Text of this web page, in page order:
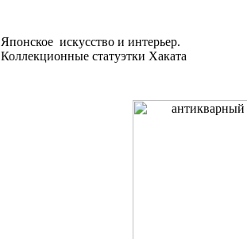
Японское искусство и интерьер.
Коллекционные статуэтки Хаката